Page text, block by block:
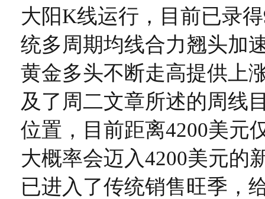
大阳K线运行，目前已录
统多周期均线合力翘头加
黄金多头不断走高提供上
及了周二文章所述的周线
位置，目前距离4200美元
大概率会迈入4200美元的
已进入了传统销售旺季，